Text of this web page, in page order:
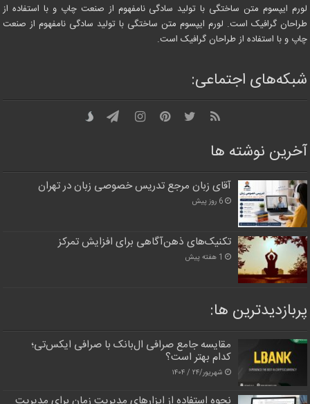
لورم ایپسوم متن ساختگی با تولید سادگی نامفهوم از صنعت چاپ و با استفاده از
طراحان گرافیک است. لورم ایپسوم متن ساختگی با تولید سادگی نامفهوم از صنعت
چاپ و با استفاده از طراحان گرافیک است.
شبکه‌های اجتماعی:
آخرین نوشته ها
آقای زبان مرجع تدریس خصوصی زبان در تهران
6 روز پیش
تکنیک‌های ذهن‌آگاهی برای افزایش تمرکز
1 هفته پیش
پربازدیدترین‌ ها:
مقایسه جامع صرافی ال‌بانک با صرافی ایکس‌تی؛
کدام بهتر است؟
شهریور/۲۴ / ۱۴۰۴